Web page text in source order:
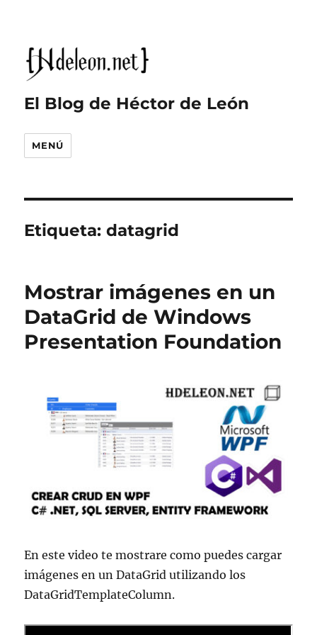
El Blog de Héctor de León
MENÚ
Etiqueta:datagrid
Mostrar imágenes en un
DataGrid de Windows
Presentation Foundation
En este video te mostrare como puedes cargar
imágenes en un DataGrid utilizando los
DataGridTemplateColumn.